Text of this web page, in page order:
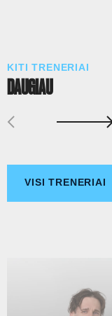
KITI TRENERIAI
DAUGIAU
VISI TRENERIAI